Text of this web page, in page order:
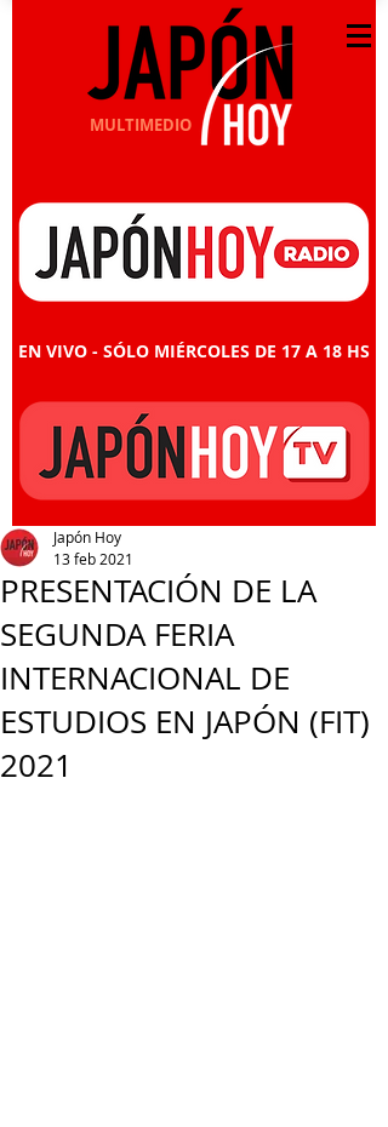
MULTIMEDIO
EN VIVO - SÓLO MIÉRCOLES DE 17 A 18 HS
PRESENTACIÓN DE LA
SEGUNDA FERIA
INTERNACIONAL DE
ESTUDIOS EN JAPÓN (FIT)
2021
Japón Hoy
13 feb 2021